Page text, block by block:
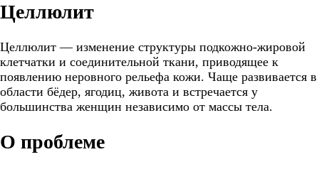
Целлюлит
Целлюлит — изменение структуры подкожно-жировой
клетчатки и соединительной ткани, приводящее к
появлению неровного рельефа кожи. Чаще развивается в
области бёдер, ягодиц, живота и встречается у
большинства женщин независимо от массы тела.
О проблеме